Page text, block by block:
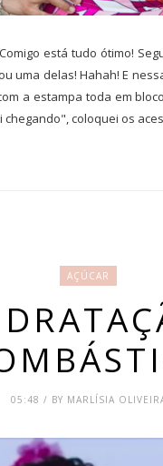
está tudo ótimo!
uma delas! Hahah! E
a estampa toda em
coloquei os
AÇÚCAR
05:48 / BY MARLÍSIA